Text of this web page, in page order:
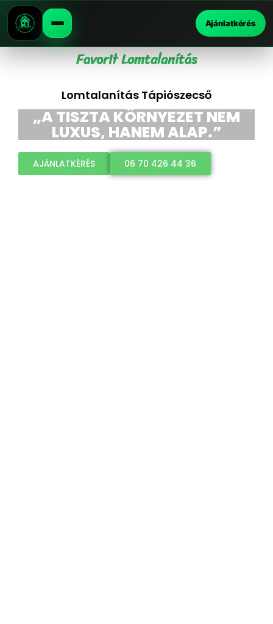
Ajánlatkérés
Favorit Lomtalanítás
Lomtalanítás Tápiószecső
„A TISZTA KÖRNYEZET NEM
LUXUS, HANEM ALAP.”
AJÁNLATKÉRÉS 06 70 426 44 36